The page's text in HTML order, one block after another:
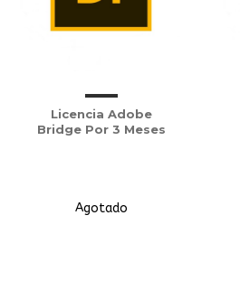
Licencia Adobe
Bridge Por 3 Meses
Agotado